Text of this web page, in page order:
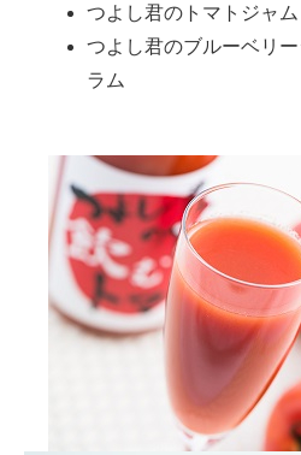
つよし君のトマトジャ
つよし君のブルーベリ
ラム